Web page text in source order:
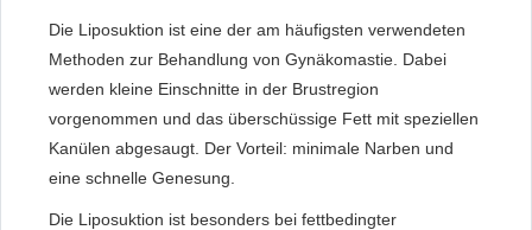
Die Liposuktion ist eine der am häufigsten verwendeten
Methoden zur Behandlung von Gynäkomastie. Dabei
werden kleine Einschnitte in der Brustregion
vorgenommen und das überschüssige Fett mit speziellen
Kanülen abgesaugt. Der Vorteil: minimale Narben und
eine schnelle Genesung.
Die Liposuktion ist besonders bei fettbedingter